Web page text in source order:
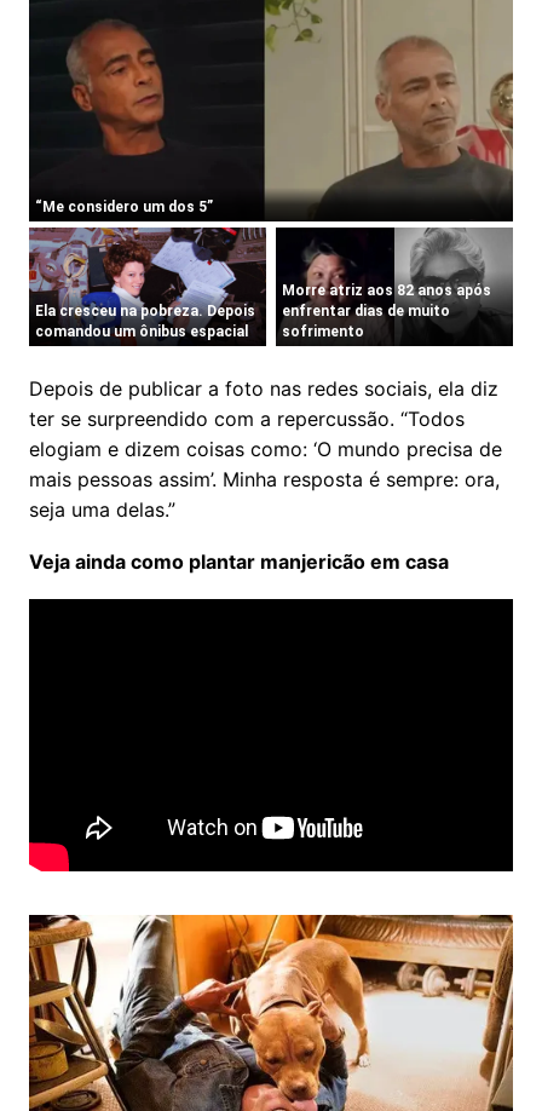
Depois de publicar a foto nas redes sociais, ela diz
ter se surpreendido com a repercussão. “Todos
elogiam e dizem coisas como: ‘O mundo precisa de
mais pessoas assim’. Minha resposta é sempre: ora,
seja uma delas.”
Veja ainda como plantar manjericão em casa